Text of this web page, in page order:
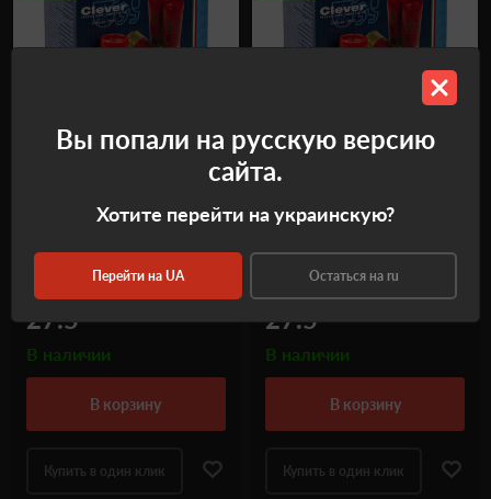
T3 BIOR (б/к) к.16/12/70
3003730
27.5
В наличии
в корзину
Купить в один клик
T3 BIOR (б/к) к.16/12/70
3003731
27.5
В наличии
в корзину
Купить в один клик
Вы попали на русскую версию
сайта.
Хотите перейти на украинскую?
Перейти на UA Остаться на ru